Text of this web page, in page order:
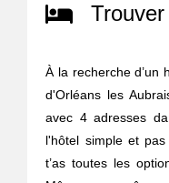
À la recherche d’un
d'Orléans les
avec 4 adresses
l'hôtel simple et
t’as toutes les